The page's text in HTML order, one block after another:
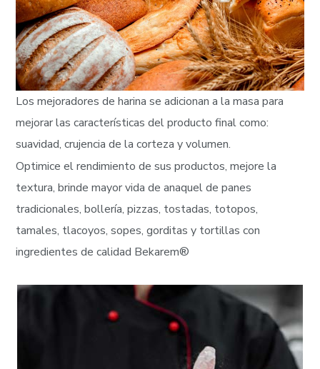
Los mejoradores de harina se adicionan a la masa para
mejorar las características del producto final como:
suavidad, crujencia de la corteza y volumen.
Optimice el rendimiento de sus productos, mejore la
textura, brinde mayor vida de anaquel de panes
tradicionales, bollería, pizzas, tostadas, totopos,
tamales, tlacoyos, sopes, gorditas y tortillas con
ingredientes de calidad Bekarem®